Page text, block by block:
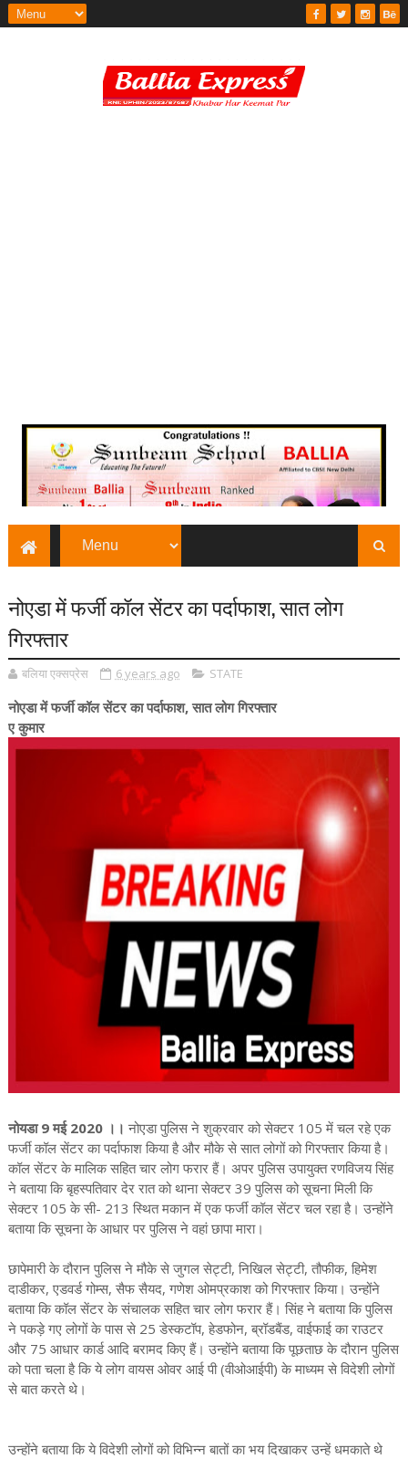
नोएडा में फर्जी कॉल सेंटर का पर्दाफाश, सात लोग
गिरफ्तार
बलिया एक्सप्रेस 6 years ago STATE
नोएडा में फर्जी कॉल सेंटर का पर्दाफाश, सात लोग गिरफ्तार
ए कुमार
नोयडा 9 मई 2020 ।। नोएडा पुलिस ने शुक्रवार को सेक्टर 105 में चल रहे एक
फर्जी कॉल सेंटर का पर्दाफाश किया है और मौके से सात लोगों को गिरफ्तार किया है।
कॉल सेंटर के मालिक सहित चार लोग फरार हैं। अपर पुलिस उपायुक्त रणविजय सिंह
ने बताया कि बृहस्पतिवार देर रात को थाना सेक्टर 39 पुलिस को सूचना मिली कि
सेक्टर 105 के सी- 213 स्थित मकान में एक फर्जी कॉल सेंटर चल रहा है। उन्होंने
बताया कि सूचना के आधार पर पुलिस ने वहां छापा मारा।
छापेमारी के दौरान पुलिस ने मौके से जुगल सेट्टी, निखिल सेट्टी, तौफीक, हिमेश
दाडीकर, एडवर्ड गोम्स, सैफ सैयद, गणेश ओमप्रकाश को गिरफ्तार किया। उन्होंने
बताया कि कॉल सेंटर के संचालक सहित चार लोग फरार हैं। सिंह ने बताया कि पुलिस
ने पकड़े गए लोगों के पास से 25 डेस्कटॉप, हेडफोन, ब्रॉडबैंड, वाईफाई का राउटर
और 75 आधार कार्ड आदि बरामद किए हैं। उन्होंने बताया कि पूछताछ के दौरान पुलिस
को पता चला है कि ये लोग वायस ओवर आई पी (वीओआईपी) के माध्यम से विदेशी लोगों
से बात करते थे।
उन्होंने बताया कि ये विदेशी लोगों को विभिन्न बातों का भय दिखाकर उन्हें धमकाते थे